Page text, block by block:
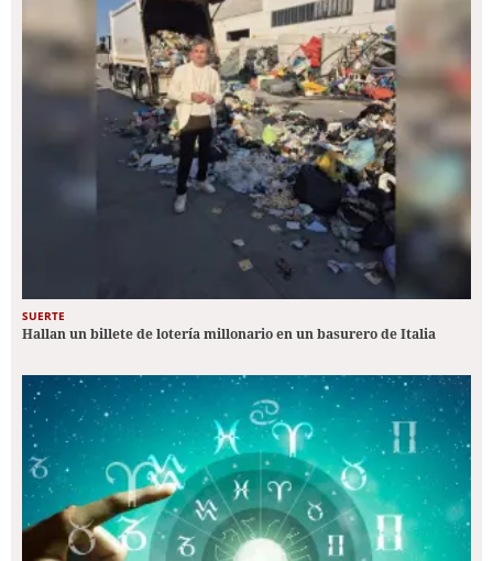
SUERTE
Hallan un billete de lotería millonario en un basurero de Italia